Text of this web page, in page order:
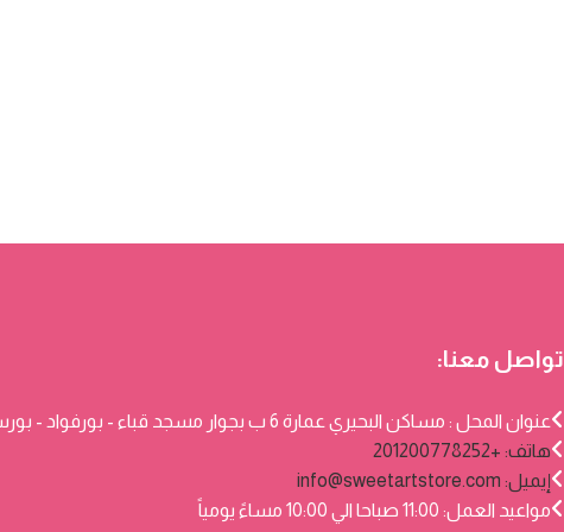
تواصل معنا:
عنوان المحل : مساكن البحيري عمارة 6 ب بجوار مسجد قباء - بورفواد - بورسعيد
هاتف: +201200778252
إيميل: info@sweetartstore.com
مواعيد العمل: 11:00 صباحا الي 10:00 مساءً يومياً